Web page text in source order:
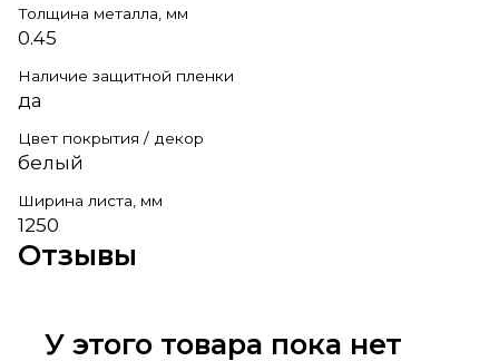
Толщина металла, мм
0.45
Наличие защитной пленки
да
Цвет покрытия / декор
белый
Ширина листа, мм
1250
Отзывы
У этого товара пока нет